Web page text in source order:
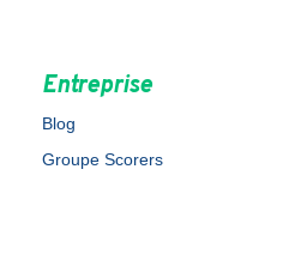
Entreprise
Blog
Groupe Scorers